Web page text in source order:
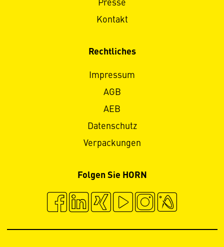
Presse
Kontakt
Rechtliches
Impressum
AGB
AEB
Datenschutz
Verpackungen
Folgen Sie HORN